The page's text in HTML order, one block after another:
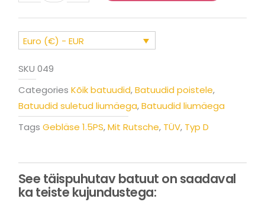
Euro (€) - EUR
SKU 049
Categories Kõik batuudid,Batuudid poistele,
Batuudid suletud liumäega,Batuudid liumäega
Tags Gebläse 1.5PS,Mit Rutsche, TÜV, Typ D
See täispuhutav batuut on saadaval
ka teiste kujundustega: